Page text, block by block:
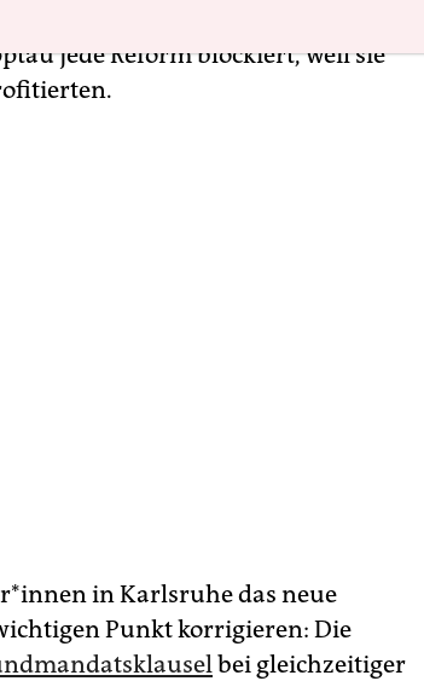
jede Reform blockiert, weil sie
in Karlsruhe das neue
Punkt korrigieren: Die
bei gleichzeitiger